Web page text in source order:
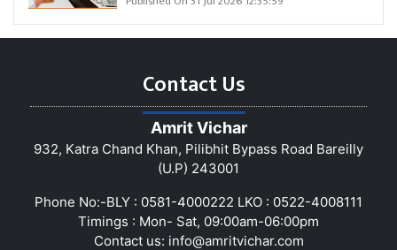
Contact Us
Amrit Vichar
932, Katra Chand Khan, Pilibhit Bypass Road Bareilly
(U.P) 243001
Phone No:-BLY : 0581-4000222 LKO : 0522-4008111
Timings : Mon- Sat, 09:00am-06:00pm
Contact us: info@amritvichar.com